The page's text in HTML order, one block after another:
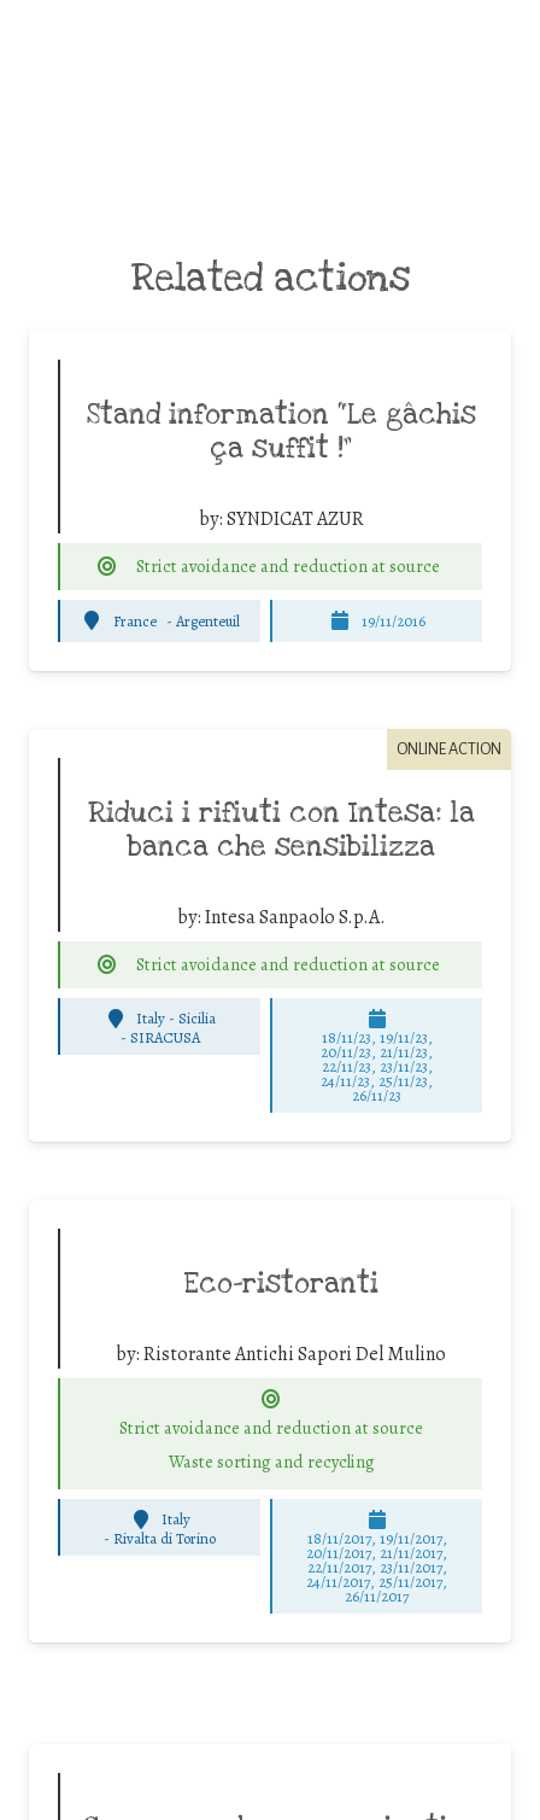
Related actions
Stand information “Le gâchis
ça suffit !”
by:SYNDICAT AZUR
Strict avoidance and reduction at source
France - Argenteuil 19/11/2016
ONLINE ACTION
Riduci i rifiuti con Intesa: la
banca che sensibilizza
by:Intesa Sanpaolo S.p.A.
Strict avoidance and reduction at source
Italy - Sicilia
- SIRACUSA 18/11/23, 19/11/23,
20/11/23, 21/11/23,
22/11/23, 23/11/23,
24/11/23, 25/11/23,
26/11/23
Eco-ristoranti
by:Ristorante Antichi Sapori Del Mulino
Strict avoidance and reduction at source
Waste sorting and recycling
Italy
- Rivalta di Torino 18/11/2017, 19/11/2017,
20/11/2017, 21/11/2017,
22/11/2017, 23/11/2017,
24/11/2017, 25/11/2017,
26/11/2017